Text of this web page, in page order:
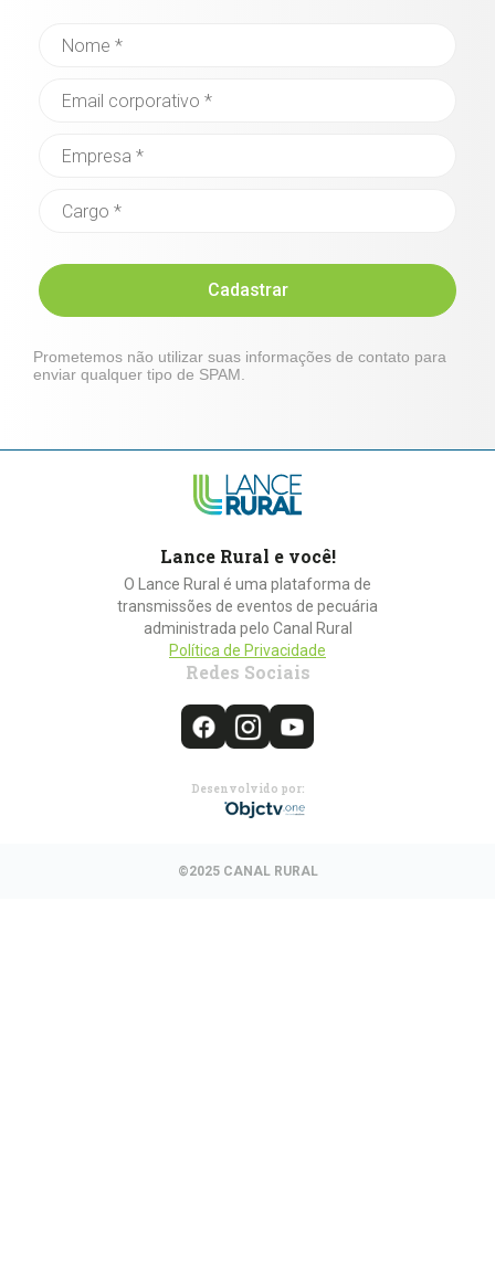
Cadastrar
Prometemos não utilizar suas informações de contato para
enviar qualquer tipo de SPAM.
Lance Rural e você!
O Lance Rural é uma plataforma de
transmissões de eventos de pecuária
administrada pelo Canal Rural
Política de Privacidade
Redes Sociais
Desenvolvido por:
©2025 CANAL RURAL